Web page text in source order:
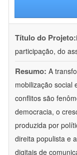
Título do Projeto:
participação, do
Resumo: A
mobilização social
conflitos são
democracia, o
produzida por
direita populista e
digitais de